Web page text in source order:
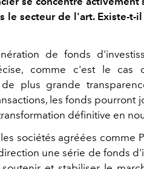
le secteur de l'art. Existe-t-
de fonds
comme c'est le cas
plus grande
les fonds pourront
définitive en
sociétés agréées comme
une série de fonds